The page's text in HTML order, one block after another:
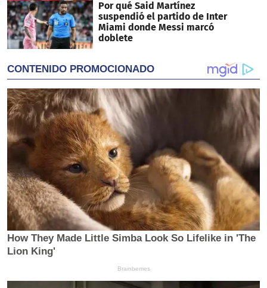
Por qué Said Martínez
suspendió el partido de Inter
Miami donde Messi marcó
doblete